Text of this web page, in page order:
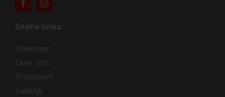
Snelle links:
Hovenier
Over ons
Transport
Zakelijk